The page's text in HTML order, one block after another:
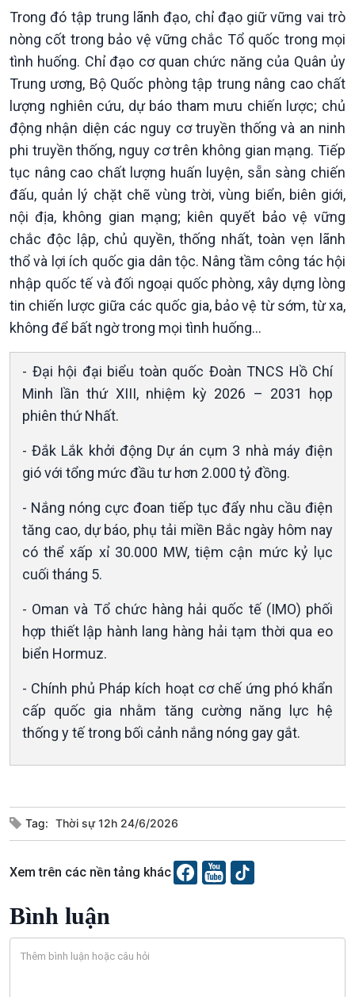
Tin Kinh tế
Trước giờ mở cửa
Dòng chảy Kinh tế
Sức sống hàng Việt
Khởi nghiệp
Tuyên chiến với gian lận
thương mại
Tin Nông nghiệp & Biển
đảo
Mùa vàng
Biển đảo Việt Nam
Tâm tình biên giới và hải
đảo
Tìm hiểu biển, đảo Việt
Nam
Xã hội
Tin Đời sống & Xã hội
360 độ Sức khỏe
Chuyển đổi Xanh
Tài nguyên và Môi trường
Chuyên gia của bạn
Xã hội chuyển động
Bước chân đến trường
Khoa học & Công nghệ
Tin Khoa học & Công nghệ
Kết nối công nghệ
Văn hoá & Du lịch
Tin Văn hoá & Du lịch
Chát với người nổi tiếng
Multimedia
Ảnh
Video
E-Magazine
Trong đó tập trung lãnh đạo, chỉ đạo giữ vững vai trò
nòng cốt trong bảo vệ vững chắc Tổ quốc trong mọi
tình huống. Chỉ đạo cơ quan chức năng của Quân ủy
Trung ương, Bộ Quốc phòng tập trung nâng cao chất
lượng nghiên cứu, dự báo tham mưu chiến lược; chủ
động nhận diện các nguy cơ truyền thống và an ninh
phi truyền thống, nguy cơ trên không gian mạng. Tiếp
tục nâng cao chất lượng huấn luyện, sẵn sàng chiến
đấu, quản lý chặt chẽ vùng trời, vùng biển, biên giới,
nội địa, không gian mạng; kiên quyết bảo vệ vững
chắc độc lập, chủ quyền, thống nhất, toàn vẹn lãnh
thổ và lợi ích quốc gia dân tộc. Nâng tầm công tác hội
nhập quốc tế và đối ngoại quốc phòng, xây dựng lòng
tin chiến lược giữa các quốc gia, bảo vệ từ sớm, từ xa,
không để bất ngờ trong mọi tình huống...
- Đại hội đại biểu toàn quốc Đoàn TNCS Hồ Chí
Minh lần thứ XIII, nhiệm kỳ 2026 – 2031 họp
phiên thứ Nhất.
- Đắk Lắk khởi động Dự án cụm 3 nhà máy điện
gió với tổng mức đầu tư hơn 2.000 tỷ đồng.
- Nắng nóng cực đoan tiếp tục đẩy nhu cầu điện
tăng cao, dự báo, phụ tải miền Bắc ngày hôm nay
có thể xấp xỉ 30.000 MW, tiệm cận mức kỷ lục
cuối tháng 5.
- Oman và Tổ chức hàng hải quốc tế (IMO) phối
hợp thiết lập hành lang hàng hải tạm thời qua eo
biển Hormuz.
- Chính phủ Pháp kích hoạt cơ chế ứng phó khẩn
cấp quốc gia nhằm tăng cường năng lực hệ
thống y tế trong bối cảnh nắng nóng gay gắt.
Tag: Thời sự 12h 24/6/2026
Xem trên các nền tảng khác
Bình luận